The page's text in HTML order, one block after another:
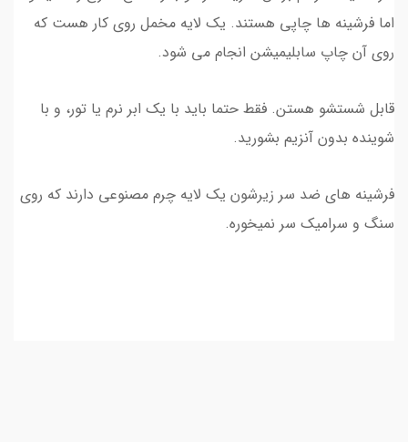
اما فرشینه ها چاپی هستند. یک لایه مخمل روی کار هست که
روی آن چاپ سابلیمیشن انجام می شود.
قابل شستشو هستن. فقط حتما باید با یک ابر نرم یا تور، و با
شوینده بدون آنزیم بشورید.
فرشینه های ضد سر زیرشون یک لایه چرم مصنوعی دارند که روی
سنگ و سرامیک سر نمیخوره.